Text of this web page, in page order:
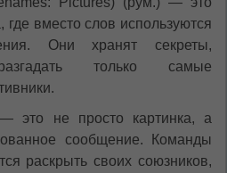
где вместо слов используются
Они хранят секреты,
только самые
это не просто картинка, а
сообщение. Команды
раскрыть своих союзников,